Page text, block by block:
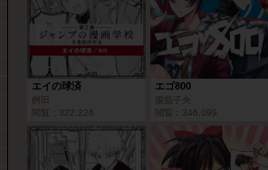
エイの球済
桝田
閲覧：
322,226
エゴ800
揚茄子央
閲覧：
346,099